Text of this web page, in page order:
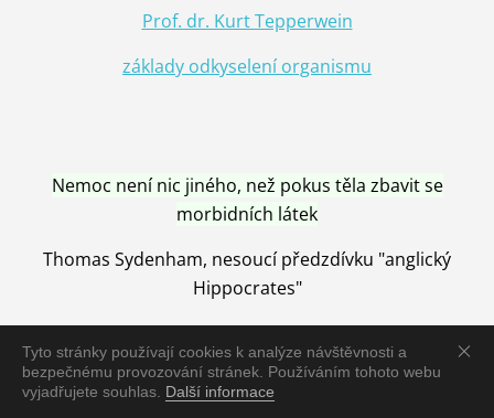
Tyto stránky používají cookies k analýze návštěvnosti a
bezpečnému provozování stránek. Používáním tohoto webu
vyjadřujete souhlas. Další informace
Prof. dr. Kurt Tepperwein
základy odkyselení organismu
Nemoc není nic jiného, než pokus těla zbavit se
morbidních látek
Thomas Sydenham, nesoucí předzdívku "anglický
Hippocrates"
Nemoc je vyléčena jen pomocí Přírody, neutralizací a